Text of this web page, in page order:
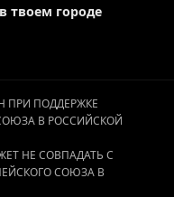
твоем городе
ПРИ ПОДДЕРЖКЕ
В РОССИЙСКОЙ
НЕ СОВПАДАТЬ С
СОЮЗА В